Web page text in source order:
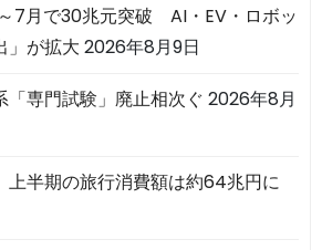
7月で30兆元突破 AI・EV・ロボッ
」が拡大 2026年8月9日
「専門試験」廃止相次ぐ 2026年8月
上半期の旅行消費額は約64兆円に